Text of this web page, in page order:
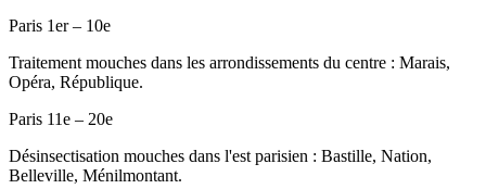
Paris 1er – 10e
Traitement mouches dans les arrondissements du centre : Marais,
Opéra, République.
Paris 11e – 20e
Désinsectisation mouches dans l'est parisien : Bastille, Nation,
Belleville, Ménilmontant.